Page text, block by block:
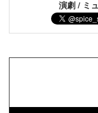
演劇 / ミ